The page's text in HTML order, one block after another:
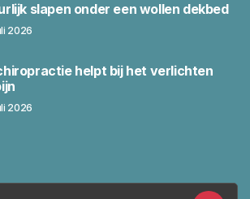
slapen onder een wollen dekbed
2026
helpt bij het verlichten
2026